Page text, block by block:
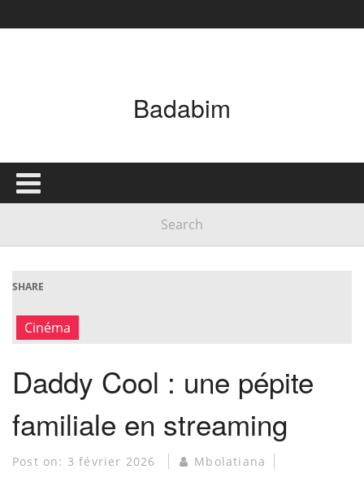
Badabim
SHARE
Cinéma
Daddy Cool : une pépite
familiale en streaming
Post on: 3 février 2026 Mbolatiana